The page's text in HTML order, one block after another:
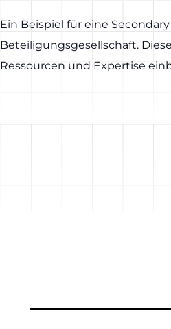
Ein Beispiel für eine
Beteiligungsgesellschaft.
Ressourcen und Expertise